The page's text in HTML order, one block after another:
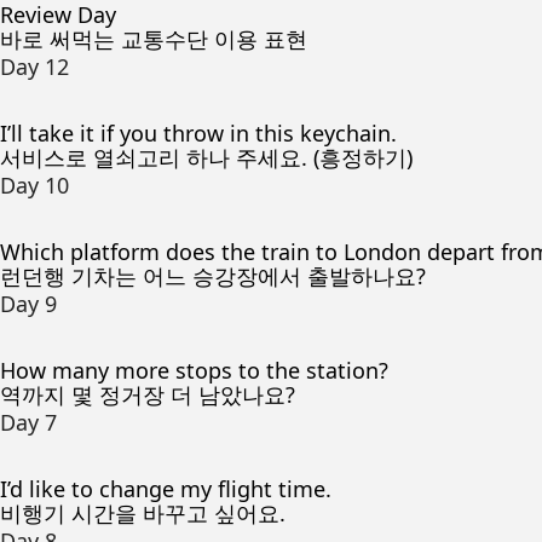
Review Day
바로 써먹는 교통수단 이용 표현
Day 12
I’ll take it if you throw in this keychain.
서비스로 열쇠고리 하나 주세요. (흥정하기)
Day 10
Which platform does the train to London depart
런던행 기차는 어느 승강장에서 출발하나요?
Day 9
How many more stops to the station?
역까지 몇 정거장 더 남았나요?
Day 7
I’d like to change my flight time.
비행기 시간을 바꾸고 싶어요.